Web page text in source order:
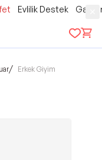
Evlilik Destek
/ Erkek Giyim